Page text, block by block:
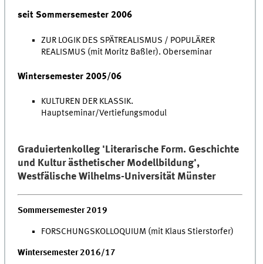
seit Sommersemester 2006
ZUR LOGIK DES SPÄTREALISMUS / POPULÄRER
REALISMUS (mit Moritz Baßler). Oberseminar
Wintersemester 2005/06
KULTUREN DER KLASSIK.
Hauptseminar/Vertiefungsmodul
Graduiertenkolleg 'Literarische Form. Geschichte
und Kultur ästhetischer Modellbildung',
Westfälische Wilhelms-Universität Münster
Sommersemester 2019
FORSCHUNGSKOLLOQUIUM (mit Klaus Stierstorfer)
Wintersemester 2016/17